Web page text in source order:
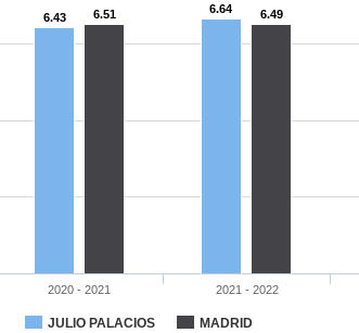
6.43
6.64
6.51 6.49
JULIO PALACIOS MADRID
2020 - 2021 2021 - 2022